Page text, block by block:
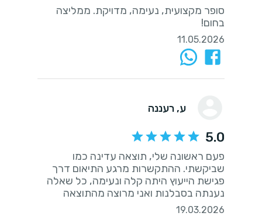
סופר מקצועית, נעימה, מדויקת. ממליצה
בחום!
11.05.2026
ע, רעננה
5.0
פעם ראשונה שלי, תוצאה עדינה כמו
שביקשתי. ההתקשרות מרגע התיאום דרך
פגישת הייעוץ היתה קלה ונעימה, כל שאלה
נענתה בסבלנות ואני מרוצה מהתוצאה
19.03.2026